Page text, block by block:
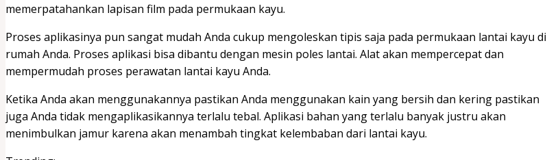
memerpatahankan lapisan film pada permukaan kayu.
Proses aplikasinya pun sangat mudah Anda cukup mengoleskan tipis saja pada permukaan lantai kayu di
rumah Anda. Proses aplikasi bisa dibantu dengan mesin poles lantai. Alat akan mempercepat dan
mempermudah proses perawatan lantai kayu Anda.
Ketika Anda akan menggunakannya pastikan Anda menggunakan kain yang bersih dan kering pastikan
juga Anda tidak mengaplikasikannya terlalu tebal. Aplikasi bahan yang terlalu banyak justru akan
menimbulkan jamur karena akan menambah tingkat kelembaban dari lantai kayu.